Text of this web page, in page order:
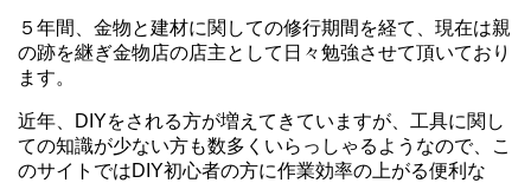
５年間、金物と建材に関しての修行期間を経て、現在は親
の跡を継ぎ金物店の店主として日々勉強させて頂いており
ます。
近年、DIYをされる方が増えてきていますが、工具に関し
ての知識が少ない方も数多くいらっしゃるようなので、こ
のサイトではDIY初心者の方に作業効率の上がる便利な